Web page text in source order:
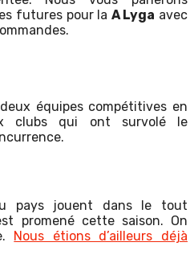
futures pour la A Lyga avec
équipes compétitives en
clubs qui ont survolé le
pays jouent dans le tout
promené cette saison. On
Nous étions d’ailleurs déjà